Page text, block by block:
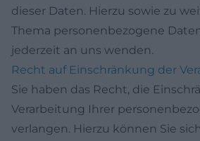
dieser Daten. Hierzu sowie zu
Thema personenbezogene
jederzeit an uns wenden.
Recht auf Einschränkung der
Sie haben das Recht, die
Verarbeitung Ihrer
verlangen. Hierzu können Sie